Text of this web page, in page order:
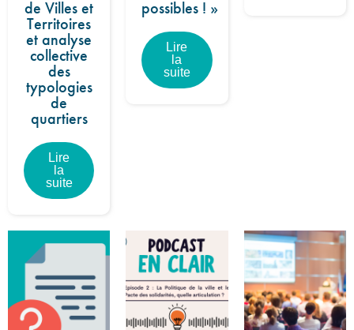
de Villes et
Territoires
et analyse
collective
des
typologies
de
quartiers
Lire
la
suite
possibles ! »
Lire
la
suite